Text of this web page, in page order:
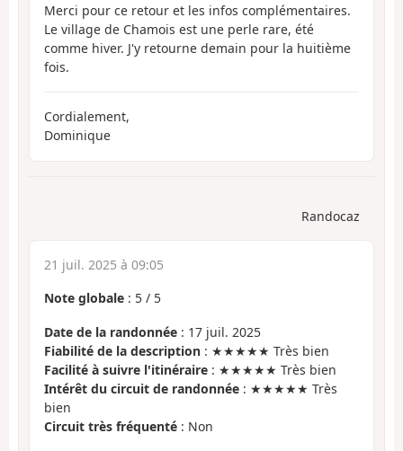
Merci pour ce retour et les infos complémentaires.
Le village de Chamois est une perle rare, été
comme hiver. J'y retourne demain pour la huitième
fois.
Cordialement,
Dominique
Randocaz
21 juil. 2025 à 09:05
Note globale : 5 / 5
Date de la randonnée : 17 juil. 2025
Fiabilité de la description : ★★★★★ Très bien
Facilité à suivre l'itinéraire : ★★★★★ Très bien
Intérêt du circuit de randonnée : ★★★★★ Très
bien
Circuit très fréquenté : Non